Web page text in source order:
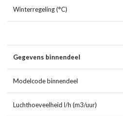
Winterregeling (°C)
Gegevens binnendeel
Modelcode binnendeel
Luchthoeveelheid l/h (m3/uur)